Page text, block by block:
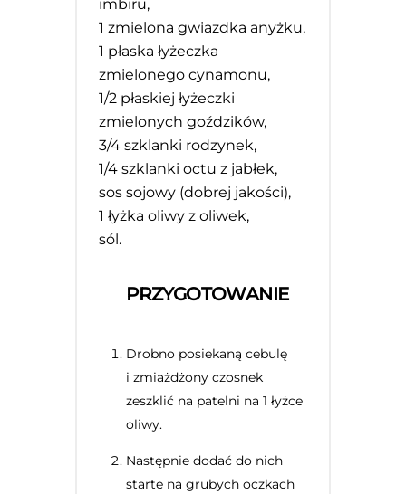
imbiru,
1 zmielona gwiazdka anyżku,
1 płaska łyżeczka
zmielonego cynamonu,
1/2 płaskiej łyżeczki
zmielonych goździków,
3/4 szklanki rodzynek,
1/4 szklanki octu z jabłek,
sos sojowy (dobrej jakości),
1 łyżka oliwy z oliwek,
sól.
PRZYGOTOWANIE
Drobno posiekaną cebulę
i zmiażdżony czosnek
zeszklić na patelni na 1 łyżce
oliwy.
Następnie dodać do nich
starte na grubych oczkach